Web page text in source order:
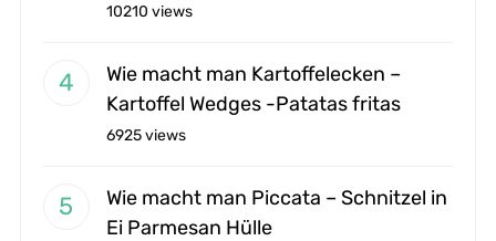
10210 views
Wie macht man Kartoffelecken –
Kartoffel Wedges -Patatas fritas
6925 views
Wie macht man Piccata – Schnitzel in
Ei Parmesan Hülle